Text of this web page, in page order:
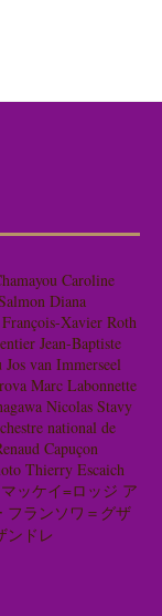
Caroline
Diana
François-Xavier Roth
Jean-Baptiste
Jos van Immerseel
Marc Labonnette
Nicolas Stavy
national de
Capuçon
Thierry Escaich
ッケイ=ロッジ ア
フランソワ＝グザ
ンドレ